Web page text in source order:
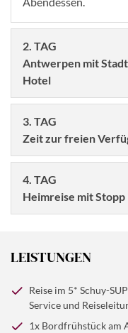
2. TAG
Antwerpen mit
Hotel
Genießen Sie die
3. TAG
Zeit zur freien
©krugli - stock.adobe.com
4. TAG
Heimreise mit
LEISTUNGEN
Reise im 5* Schuy-
Service und
1x Bordfrühstück am